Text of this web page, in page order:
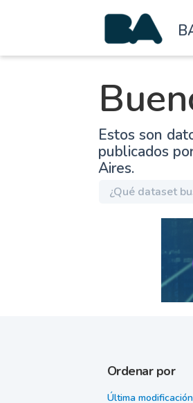
Estos son
publicados
Aires.
Ordenar por